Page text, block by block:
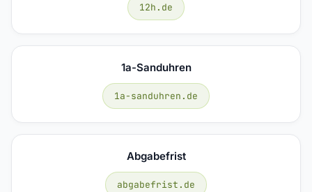
12h.de
1a-Sanduhren
1a-sanduhren.de
Abgabefrist
abgabefrist.de